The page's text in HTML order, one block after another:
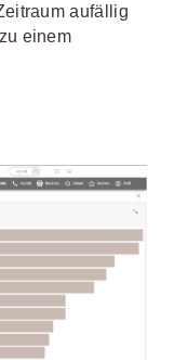
aufällig
einem